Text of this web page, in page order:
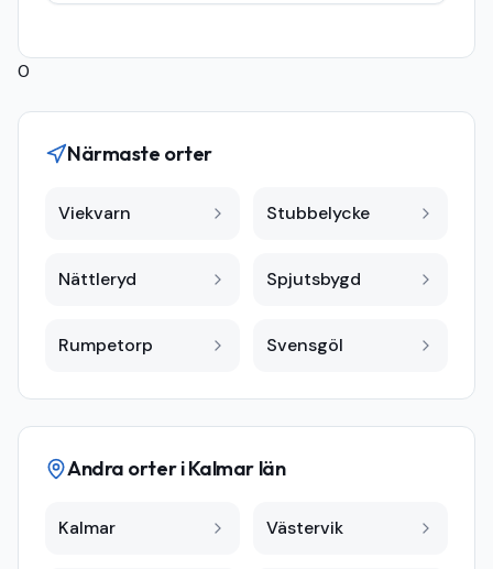
0
Närmaste orter
Viekvarn Stubbelycke
Nättleryd Spjutsbygd
Rumpetorp Svensgöl
Andra orter iKalmar län
Kalmar Västervik